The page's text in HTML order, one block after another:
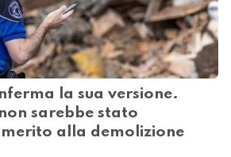
la sua versione.
sarebbe stato
alla demolizione